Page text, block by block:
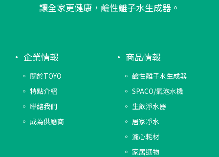
讓全家更健康，鹼性離子水生成器。
企業情報
關於TOYO
特點介紹
聯絡我們
成為供應商
商品情報
鹼性離子水生成器
SPACO/氣泡水機
生飲淨水器
居家凈水
濾心耗材
家居選物